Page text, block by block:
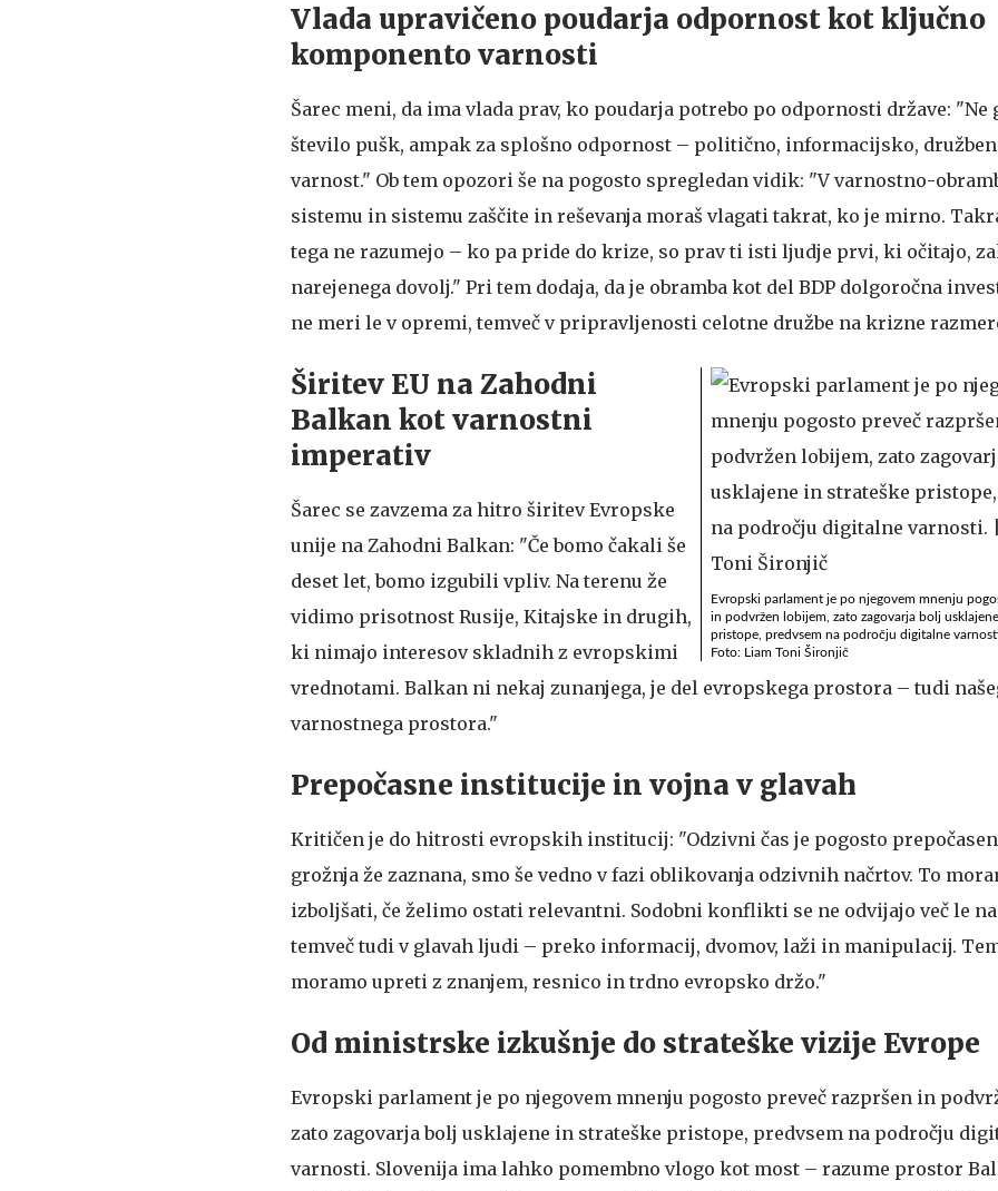
Vlada upravičeno poudarja odpornost kot ključno
komponento varnosti
Šarec meni, da ima vlada prav, ko poudarja potrebo po odpornosti države: "Ne
število pušk, ampak za splošno odpornost – politično, informacijsko,
varnost." Ob tem opozori še na pogosto spregledan vidik: "V varnostno-
sistemu in sistemu zaščite in reševanja moraš vlagati takrat, ko je mirno.
tega ne razumejo – ko pa pride do krize, so prav ti isti ljudje prvi, ki očitajo,
narejenega dovolj." Pri tem dodaja, da je obramba kot del BDP dolgoročna
ne meri le v opremi, temveč v pripravljenosti celotne družbe na krizne
Evropski parlament je po njegovem mnenju
in podvržen lobijem, zato zagovarja bolj
pristope, predvsem na področju digitalne
Foto: Liam Toni Šironjič
Širitev EU na Zahodni
Balkan kot varnostni
imperativ
Šarec se zavzema za hitro širitev Evropske
unije na Zahodni Balkan: "Če bomo čakali še
deset let, bomo izgubili vpliv. Na terenu že
vidimo prisotnost Rusije, Kitajske in drugih,
ki nimajo interesov skladnih z evropskimi
vrednotami. Balkan ni nekaj zunanjega, je del evropskega prostora – tudi
varnostnega prostora."
Prepočasne institucije in vojna v glavah
Kritičen je do hitrosti evropskih institucij: "Odzivni čas je pogosto
grožnja že zaznana, smo še vedno v fazi oblikovanja odzivnih načrtov. To
izboljšati, če želimo ostati relevantni. Sodobni konflikti se ne odvijajo več le
temveč tudi v glavah ljudi – preko informacij, dvomov, laži in manipulacij.
moramo upreti z znanjem, resnico in trdno evropsko držo."
Od ministrske izkušnje do strateške vizije Evrope
Evropski parlament je po njegovem mnenju pogosto preveč razpršen in
zato zagovarja bolj usklajene in strateške pristope, predvsem na področju
varnosti. Slovenija ima lahko pomembno vlogo kot most – razume prostor